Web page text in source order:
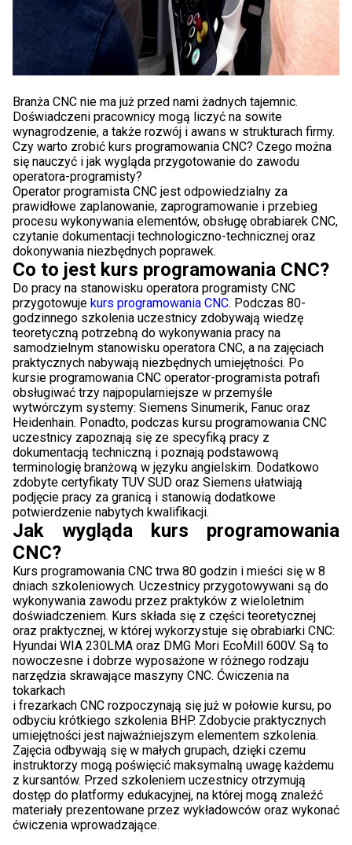
Branża CNC nie ma już przed nami żadnych tajemnic.
Doświadczeni pracownicy mogą liczyć na sowite
wynagrodzenie, a także rozwój i awans w strukturach firmy.
Czy warto zrobić kurs programowania CNC? Czego można
się nauczyć i jak wygląda przygotowanie do zawodu
operatora-programisty?
Operator programista CNC jest odpowiedzialny za
prawidłowe zaplanowanie, zaprogramowanie i przebieg
procesu wykonywania elementów, obsługę obrabiarek CNC,
czytanie dokumentacji technologiczno-technicznej oraz
dokonywania niezbędnych poprawek.
Co to jest kurs programowania CNC?
Do pracy na stanowisku operatora programisty CNC
przygotowuje kurs programowania CNC. Podczas 80-
godzinnego szkolenia uczestnicy zdobywają wiedzę
teoretyczną potrzebną do wykonywania pracy na
samodzielnym stanowisku operatora CNC, a na zajęciach
praktycznych nabywają niezbędnych umiejętności. Po
kursie programowania CNC operator-programista potrafi
obsługiwać trzy najpopularniejsze w przemyśle
wytwórczym systemy: Siemens Sinumerik, Fanuc oraz
Heidenhain. Ponadto, podczas kursu programowania CNC
uczestnicy zapoznają się ze specyfiką pracy z
dokumentacją techniczną i poznają podstawową
terminologię branżową w języku angielskim. Dodatkowo
zdobyte certyfikaty TUV SUD oraz Siemens ułatwiają
podjęcie pracy za granicą i stanowią dodatkowe
potwierdzenie nabytych kwalifikacji.
Jak wygląda kurs programowania
CNC?
Kurs programowania CNC trwa 80 godzin i mieści się w 8
dniach szkoleniowych. Uczestnicy przygotowywani są do
wykonywania zawodu przez praktyków z wieloletnim
doświadczeniem. Kurs składa się z części teoretycznej
oraz praktycznej, w której wykorzystuje się obrabiarki CNC:
Hyundai WIA 230LMA oraz DMG Mori EcoMill 600V. Są to
nowoczesne i dobrze wyposażone w różnego rodzaju
narzędzia skrawające maszyny CNC. Ćwiczenia na
tokarkach
i frezarkach CNC rozpoczynają się już w połowie kursu, po
odbyciu krótkiego szkolenia BHP. Zdobycie praktycznych
umiejętności jest najważniejszym elementem szkolenia.
Zajęcia odbywają się w małych grupach, dzięki czemu
instruktorzy mogą poświęcić maksymalną uwagę każdemu
z kursantów. Przed szkoleniem uczestnicy otrzymują
dostęp do platformy edukacyjnej, na której mogą znaleźć
materiały prezentowane przez wykładowców oraz wykonać
ćwiczenia wprowadzające.